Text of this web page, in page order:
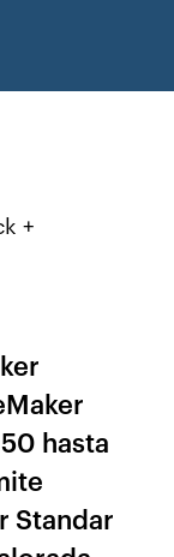
+
hasta
Standar